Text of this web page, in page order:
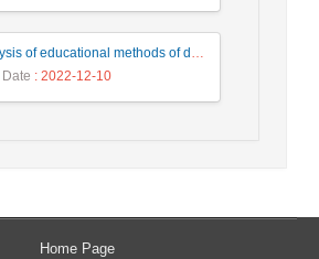
Analysis of educational methods of dealing with children based on Surah Yusuf - a qualitative study
Date : 2022-12-10
Home Page